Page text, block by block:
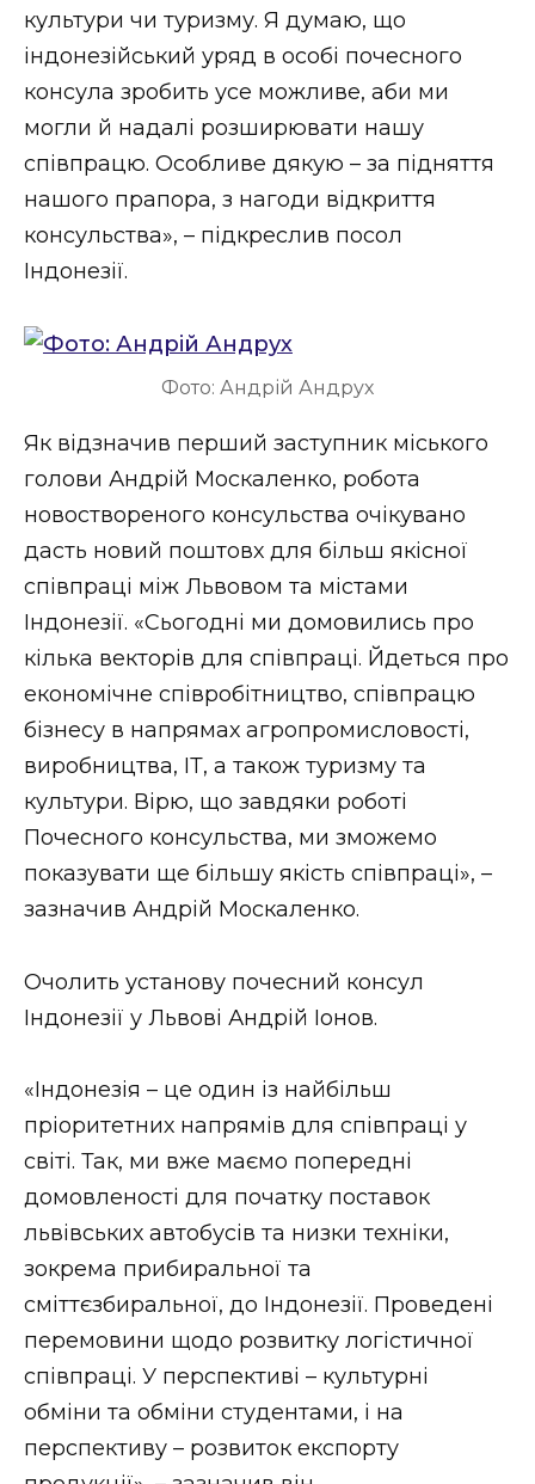
культури чи туризму. Я думаю, що
індонезійський уряд в особі почесного
консула зробить усе можливе, аби ми
могли й надалі розширювати нашу
співпрацю. Особливе дякую – за підняття
нашого прапора, з нагоди відкриття
консульства», – підкреслив посол
Індонезії.
Фото: Андрій Андрух
Як відзначив перший заступник міського
голови Андрій Москаленко, робота
новоствореного консульства очікувано
дасть новий поштовх для більш якісної
співпраці між Львовом та містами
Індонезії. «Сьогодні ми домовились про
кілька векторів для співпраці. Йдеться про
економічне співробітництво, співпрацю
бізнесу в напрямах агропромисловості,
виробництва, ІТ, а також туризму та
культури. Вірю, що завдяки роботі
Почесного консульства, ми зможемо
показувати ще більшу якість співпраці», –
зазначив Андрій Москаленко.
Очолить установу почесний консул
Індонезії у Львові Андрій Іонов.
«Індонезія – це один із найбільш
пріоритетних напрямів для співпраці у
світі. Так, ми вже маємо попередні
домовленості для початку поставок
львівських автобусів та низки техніки,
зокрема прибиральної та
сміттєзбиральної, до Індонезії. Проведені
перемовини щодо розвитку логістичної
співпраці. У перспективі – культурні
обміни та обміни студентами, і на
перспективу – розвиток експорту